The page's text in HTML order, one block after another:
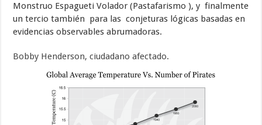
Monstruo Espagueti Volador (Pastafarismo ), y finalmente
un tercio también para las conjeturas lógicas basadas en
evidencias observables abrumadoras.
Bobby Henderson, ciudadano afectado.